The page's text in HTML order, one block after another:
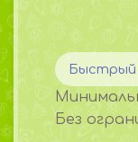
Быстрый
Без